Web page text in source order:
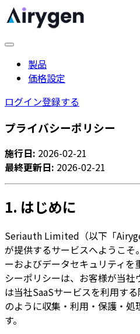
製品
価格設定
ログイン登録する
プライバシーポリシー
施行日: 2026-02-21
最終更新日: 2026-02-21
1. はじめに
Seriauth Limited（以下「
が提供するサービスへようこ
ーおよびデータセキュリティを
シーポリシーは、お客様が当
は当社SaaSサービスを利用す
のように収集・利用・保護・
す。